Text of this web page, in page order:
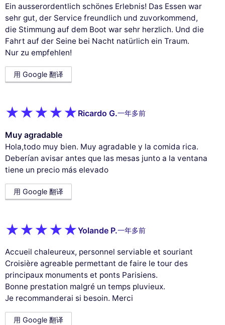
Reject All Cookies Settings Accept and close
Ein ausserordentlich schönes Erlebnis! Das Essen war
sehr gut, der Service freundlich und zuvorkommend,
die Stimmung auf dem Boot war sehr herzlich. Und die
Fahrt auf der Seine bei Nacht natürlich ein Traum.
Nur zu empfehlen!
用 Google 翻译
Ricardo G.一年多前
Muy agradable
Hola,todo muy bien. Muy agradable y la comida rica.
Deberían avisar antes que las mesas junto a la ventana
tiene un precio más elevado
用 Google 翻译
Yolande P.一年多前
Accueil chaleureux, personnel serviable et souriant
Croisière agreable permettant de faire le tour des
principaux monuments et ponts Parisiens.
Bonne prestation malgré un temps pluvieux.
Je recommanderai si besoin. Merci
用 Google 翻译